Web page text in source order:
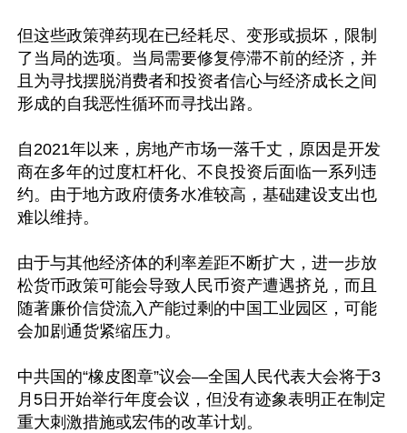
但这些政策弹药现在已经耗尽、变形或损坏，限制
了当局的选项。当局需要修复停滞不前的经济，并
且为寻找摆脱消费者和投资者信心与经济成长之间
形成的自我恶性循环而寻找出路。
自2021年以来，房地产市场一落千丈，原因是开发
商在多年的过度杠杆化、不良投资后面临一系列违
约。由于地方政府债务水准较高，基础建设支出也
难以维持。
由于与其他经济体的利率差距不断扩大，进一步放
松货币政策可能会导致人民币资产遭遇挤兑，而且
随著廉价信贷流入产能过剩的中国工业园区，可能
会加剧通货紧缩压力。
中共国的“橡皮图章”议会—全国人民代表大会将于3
月5日开始举行年度会议，但没有迹象表明正在制定
重大刺激措施或宏伟的改革计划。